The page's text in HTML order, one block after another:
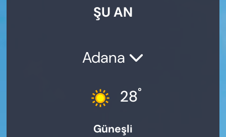
ŞU AN
Adana
28°
Güneşli